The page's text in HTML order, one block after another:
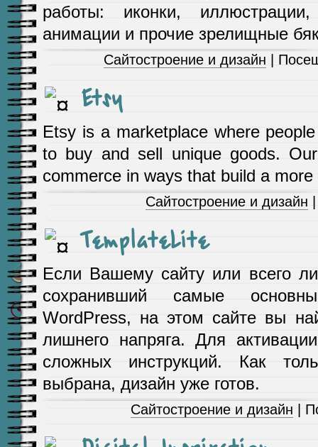
работы: иконки,
анимации и прочие зрелищные
Сайтостроение и дизайн |
Etsy
Etsy is a marketplace where
to buy and sell unique goods.
commerce in ways that build a
Сайтостроение и дизайн
TemplateLite
Если Вашему сайту или всего
сохранивший самые
WordPress, на этом сайте вы
лишнего напряга. Для
сложных инструкций. Как
выбрана, дизайн уже готов.
Сайтостроение и дизайн |
Digital Inspiration